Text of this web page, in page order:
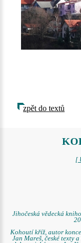
zpět do textů
[
Jihočeská vědecká
Kohoutí kříž, autor
Jan Mareš, české texty